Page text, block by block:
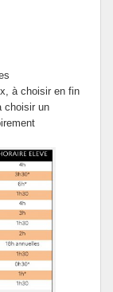
à choisir en fin
choisir un